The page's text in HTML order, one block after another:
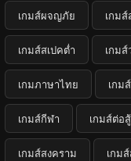
เกมส์ผจญภัย เกม
เกมส์สเปคต่ำ เกม
เกมภาษาไทย เกม
เกมส์กีฬา เกมส์ต่อสู้
เกมส์สงคราม เกม